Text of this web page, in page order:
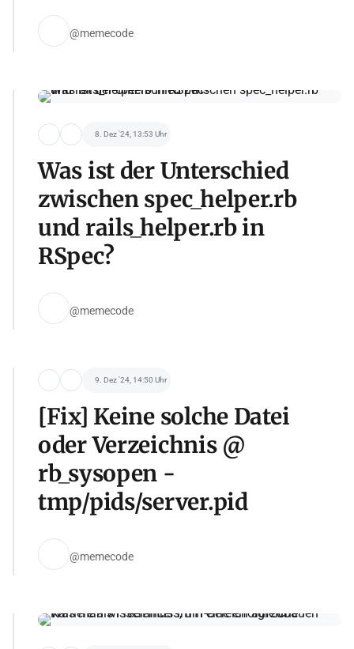
@memecode
8. Dez '24, 13:53 Uhr
Was ist der Unterschied
zwischen spec_helper.rb
und rails_helper.rb in
RSpec?
@memecode
9. Dez '24, 14:50 Uhr
[Fix] Keine solche Datei
oder Verzeichnis @
rb_sysopen -
tmp/pids/server.pid
@memecode